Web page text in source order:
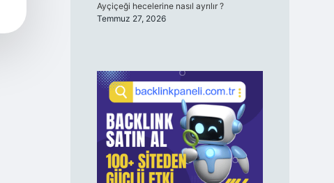
Ayçiçeği hecelerine nasıl ayrılır ?
Temmuz 27, 2026